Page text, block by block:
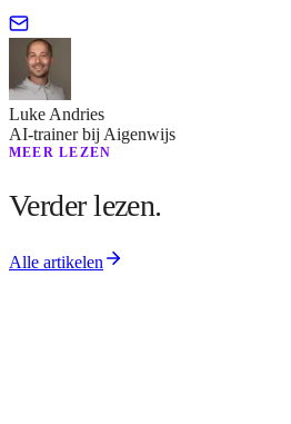
Luke Andries
AI-trainer bij Aigenwijs
MEER LEZEN
Verder lezen.
Alle artikelen